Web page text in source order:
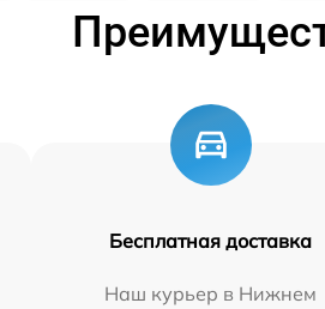
Бесплатная доставка
Наш курьер в Нижнем